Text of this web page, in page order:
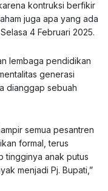
kontruksi berfikir
juga apa yang ada
4 Februari 2025.
lembaga pendidikan
generasi
dianggap sebuah
semua pesantren
formal, terus
tingginya anak putus
menjadi Pj. Bupati,”